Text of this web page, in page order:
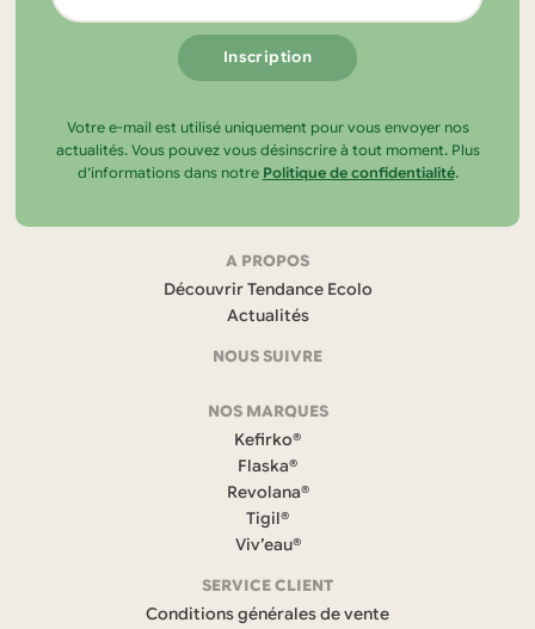
email
Votre e-mail est utilisé uniquement pour vous envoyer nos
actualités. Vous pouvez vous désinscrire à tout moment. Plus
d’informations dans notre Politique de confidentialité.
coordonnées
A PROPOS
Découvrir Tendance Ecolo
Actualités
NOUS SUIVRE
a
c
e
b
o
o
k
s
NOS MARQUES
Kefirko®
Flaska®
Revolana®
Tigil®
Viv’eau®
SERVICE CLIENT
Conditions générales de vente